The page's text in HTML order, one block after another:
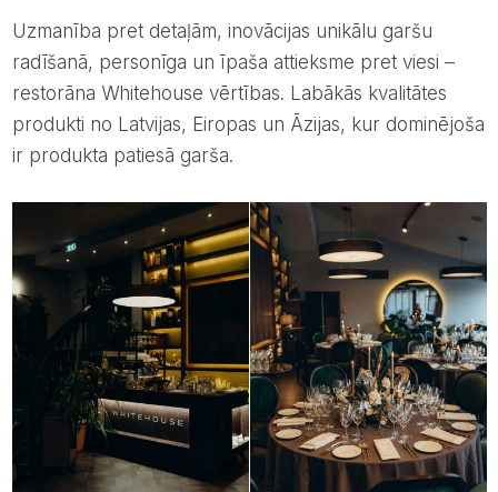
Uzmanība pret detaļām, inovācijas unikālu garšu
radīšanā, personīga un īpaša attieksme pret viesi –
restorāna Whitehouse vērtības. Labākās kvalitātes
produkti no Latvijas, Eiropas un Āzijas, kur dominējoša
ir produkta patiesā garša.